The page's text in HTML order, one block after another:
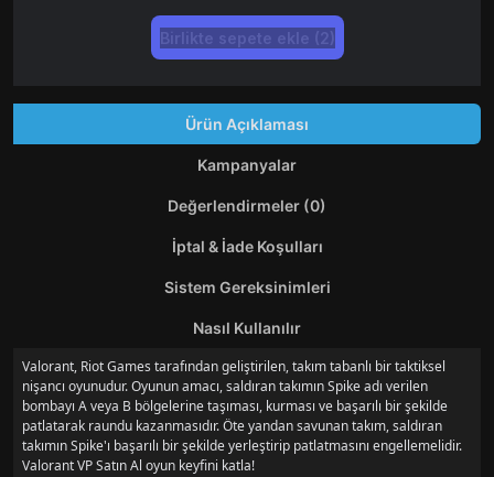
Birlikte sepete ekle (2)
Ürün Açıklaması
Kampanyalar
Değerlendirmeler (0)
İptal & İade Koşulları
Sistem Gereksinimleri
Nasıl Kullanılır
Valorant, Riot Games tarafından geliştirilen, takım tabanlı bir taktiksel
nişancı oyunudur. Oyunun amacı, saldıran takımın Spike adı verilen
bombayı A veya B bölgelerine taşıması, kurması ve başarılı bir şekilde
patlatarak raundu kazanmasıdır. Öte yandan savunan takım, saldıran
takımın Spike'ı başarılı bir şekilde yerleştirip patlatmasını engellemelidir.
Valorant VP Satın Al oyun keyfini katla!